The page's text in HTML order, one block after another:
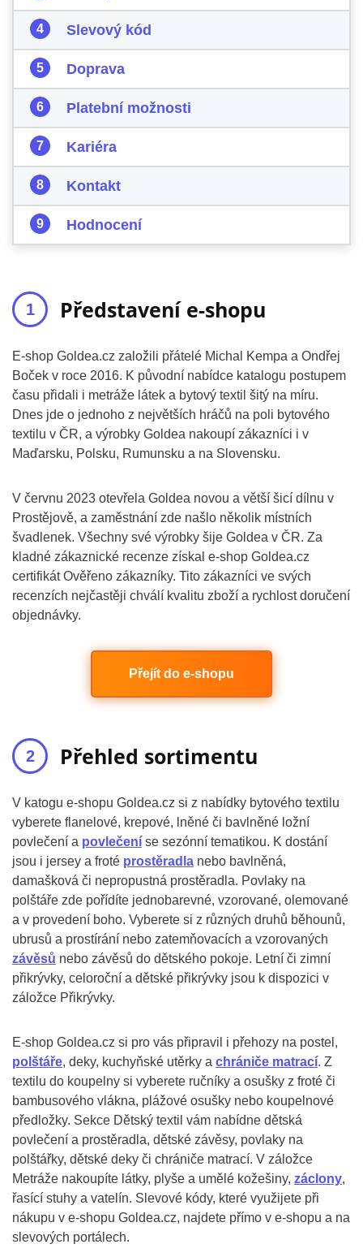
Slevový kód
Doprava
Platební možnosti
Kariéra
Kontakt
Hodnocení
Představení e-shopu
E-shop Goldea.cz založili přátelé Michal Kempa a Ondřej
Boček v roce 2016. K původní nabídce katalogu postupem
času přidali i metráže látek a bytový textil šitý na míru.
Dnes jde o jednoho z největších hráčů na poli bytového
textilu v ČR, a výrobky Goldea nakoupí zákazníci i v
Maďarsku, Polsku, Rumunsku a na Slovensku.
V červnu 2023 otevřela Goldea novou a větší šicí dílnu v
Prostějově, a zaměstnání zde našlo několik místních
švadlenek. Všechny své výrobky šije Goldea v ČR. Za
kladné zákaznické recenze získal e-shop Goldea.cz
certifikát Ověřeno zákazníky. Tito zákazníci ve svých
recenzích nejčastěji chválí kvalitu zboží a rychlost doručení
objednávky.
Přejít do e-shopu
Přehled sortimentu
V katogu e-shopu Goldea.cz si z nabídky bytového textilu
vyberete flanelové, krepové, lněné či bavlněné ložní
povlečení a povlečení se sezónní tematikou. K dostání
jsou i jersey a froté prostěradla nebo bavlněná,
damašková či nepropustná prostěradla. Povlaky na
polštáře zde pořídíte jednobarevné, vzorované, olemované
a v provedení boho. Vyberete si z různých druhů běhounů,
ubrusů a prostírání nebo zatemňovacích a vzorovaných
závěsů nebo závěsů do dětského pokoje. Letní či zimní
přikrývky, celoroční a dětské přikrývky jsou k dispozici v
záložce Přikrývky.
E-shop Goldea.cz si pro vás připravil i přehozy na postel,
polštáře, deky, kuchyňské utěrky a chrániče matrací. Z
textilu do koupelny si vyberete ručníky a osušky z froté či
bambusového vlákna, plážové osušky nebo koupelnové
předložky. Sekce Dětský textil vám nabídne dětská
povlečení a prostěradla, dětské závěsy, povlaky na
polštářky, dětské deky či chrániče matrací. V záložce
Metráže nakoupíte látky, plyše a umělé kožešiny, záclony,
řasící stuhy a vatelín. Slevové kódy, které využijete při
nákupu v e-shopu Goldea.cz, najdete přímo v e-shopu a na
slevových portálech.